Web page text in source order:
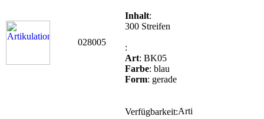
028005
Inhalt:
300 Streifen
:
Art: BK05
Farbe: blau
Form: gerade
Verfügbarkeit: